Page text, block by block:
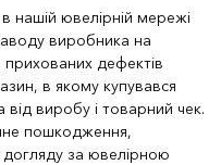
нашій ювелірній мережі
виробника на
дефектів
в якому купувався
від виробу і товарний чек.
пошкодження,
догляду за ювелірною